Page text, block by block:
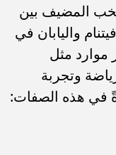
المضيف بين
واليابان في
موارد مثل
وتجربة
في هذه الصفات: